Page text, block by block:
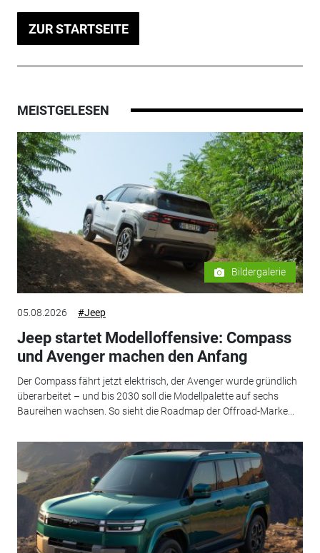
ZUR STARTSEITE
MEISTGELESEN
Bildergalerie
05.08.2026 #Jeep
Jeep startet Modelloffensive: Compass
und Avenger machen den Anfang
Der Compass fährt jetzt elektrisch, der Avenger wurde gründlich
überarbeitet – und bis 2030 soll die Modellpalette auf sechs
Baureihen wachsen. So sieht die Roadmap der Offroad-Marke...